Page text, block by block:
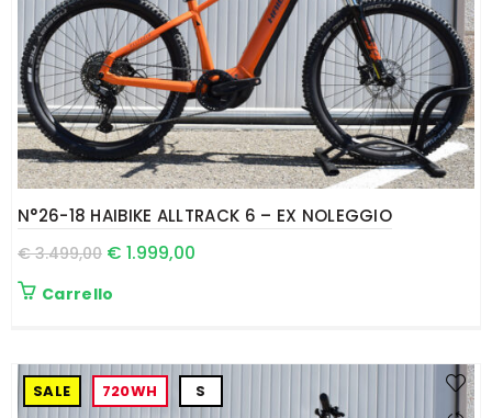
N°26-18 HAIBIKE ALLTRACK 6 – EX NOLEGGIO
€3.499,00 € 1.999,00
Carrello
SALE 720WH S